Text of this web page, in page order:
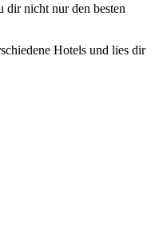
dir nicht nur den besten
Hotels und lies dir